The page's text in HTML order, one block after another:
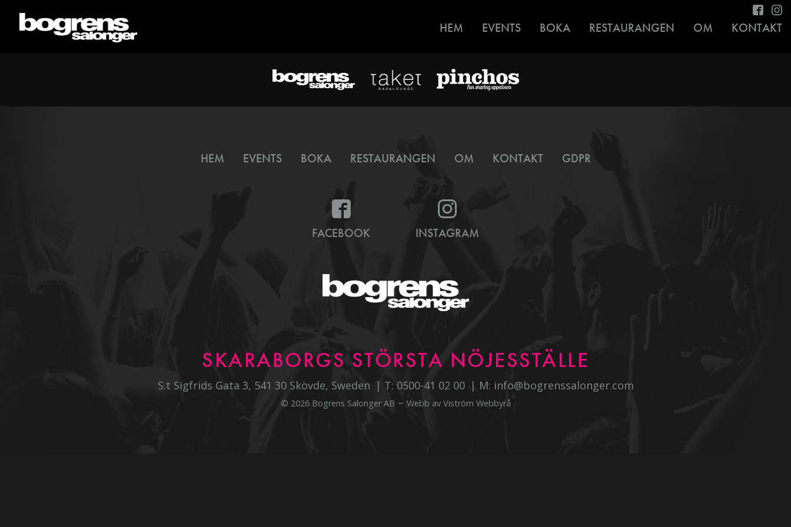
HEM EVENTS BOKA RESTAURANGEN OM KONTAKT
HEM EVENTS BOKA RESTAURANGEN OM KONTAKT GDPR
FACEBOOK INSTAGRAM
SKARABORGS STÖRSTA NÖJESSTÄLLE
S:t Sigfrids Gata 3, 541 30 Skövde, Sweden T: 0500-41 02 00 M: info@bogrenssalonger.com
© 2026 Bogrens Salonger AB – Webb av Viström Webbyrå